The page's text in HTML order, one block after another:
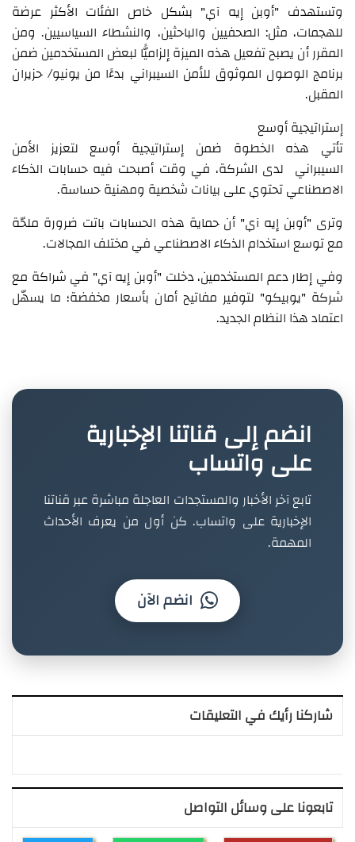
وتستهدف "أوبن إيه آي" بشكل خاص الفئات الأكثر عرضة
للهجمات، مثل: الصحفيين والباحثين، والنشطاء السياسيين. ومن
المقرر أن يصبح تفعيل هذه الميزة إلزاميًّا لبعض المستخدمين ضمن
برنامج الوصول الموثوق للأمن السيبراني بدءًا من يونيو/ حزيران
المقبل.
إستراتيجية أوسع
تأتي هذه الخطوة ضمن إستراتيجية أوسع لتعزيز الأمن
السيبراني لدى الشركة، في وقت أصبحت فيه حسابات الذكاء
الاصطناعي تحتوي على بيانات شخصية ومهنية حساسة.
وترى "أوبن إيه آي" أن حماية هذه الحسابات باتت ضرورة ملحّة
مع توسع استخدام الذكاء الاصطناعي في مختلف المجالات.
وفي إطار دعم المستخدمين، دخلت "أوبن إيه آي" في شراكة مع
شركة "يوبيكو" لتوفير مفاتيح أمان بأسعار مخفضة؛ ما يسهّل
اعتماد هذا النظام الجديد.
انضم إلى قناتنا الإخبارية
على واتساب
تابع آخر الأخبار والمستجدات العاجلة مباشرة عبر قناتنا
الإخبارية على واتساب. كن أول من يعرف الأحداث
المهمة.
انضم الآن
شاركنا رأيك في التعليقات
تابعونا على وسائل التواصل